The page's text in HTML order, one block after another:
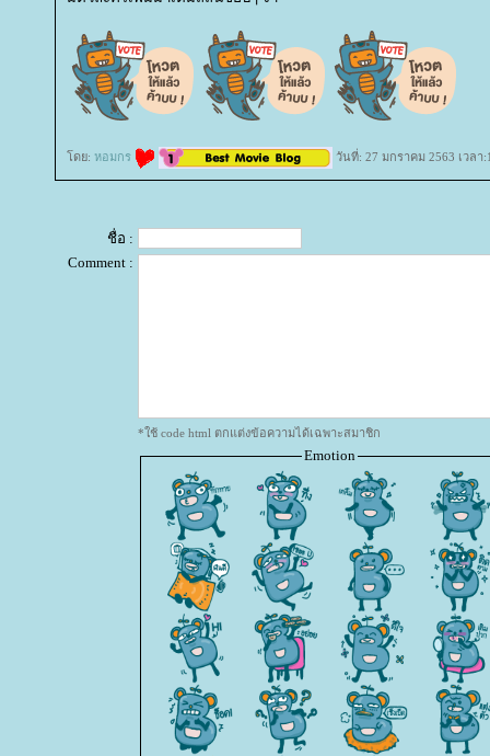
ดย: หอมกร วันที่: 27 มกราคม 2563 เวลา
ชื่อ :
Comment :
*ใช้ code html ตกแต่งข้อความได้เฉพาะสมาชิก
Emotion